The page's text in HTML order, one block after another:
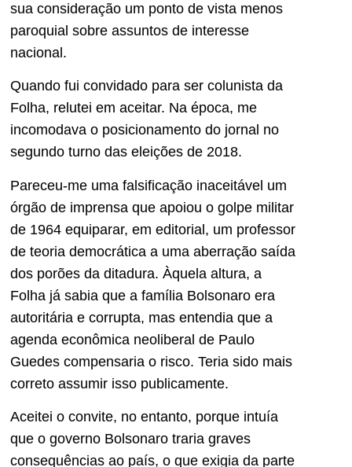
sua consideração um ponto de vista menos
paroquial sobre assuntos de interesse
nacional.
Quando fui convidado para ser colunista da
Folha, relutei em aceitar. Na época, me
incomodava o posicionamento do jornal no
segundo turno das eleições de 2018.
Pareceu-me uma falsificação inaceitável um
órgão de imprensa que apoiou o golpe militar
de 1964 equiparar, em editorial, um professor
de teoria democrática a uma aberração saída
dos porões da ditadura. Àquela altura, a
Folha já sabia que a família Bolsonaro era
autoritária e corrupta, mas entendia que a
agenda econômica neoliberal de Paulo
Guedes compensaria o risco. Teria sido mais
correto assumir isso publicamente.
Aceitei o convite, no entanto, porque intuía
que o governo Bolsonaro traria graves
consequências ao país, o que exigia da parte